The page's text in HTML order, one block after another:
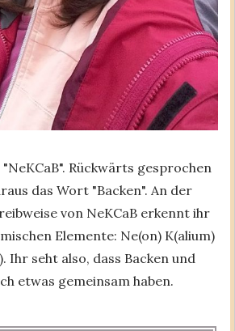
Rückwärts gesprochen
das Wort "Backen". An der
von NeKCaB erkennt ihr
Elemente: Ne(on) K(alium)
Ihr seht also, dass Backen und
etwas gemeinsam haben.